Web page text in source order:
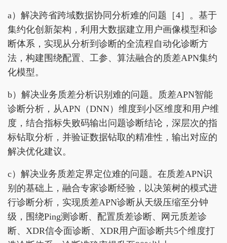
a）解决跨省跨域数据协同分析难的问题［4］。基于
集约化创新架构，利用大数据建立用户画像模型和诊
断体系，实现从分析到诊断的全流程自动化诊断方
法，构建围绕配置、工参、算法融合的质差APN集约
化模型。
b）解决业务质差分析识别难的问题。质差APN智能
诊断分析，从APN（DNN）维度到小区维度和用户维
度，结合指标失败码输出问题诊断结论，深层次的指
标钻取分析，并验证数据钻取的精准性，输出对应的
解决优化建议。
c）解决业务质差定界定位难的问题。在质差APN识
别的基础上，融合专家诊断经验，以决策树的模式进
行诊断分析，实现质差APN诊断从天级压缩至分钟
级，围绕Ping测诊断、配置质差诊断、网元质差诊
断、XDR信令面诊断、XDR用户面诊断共5个维度打